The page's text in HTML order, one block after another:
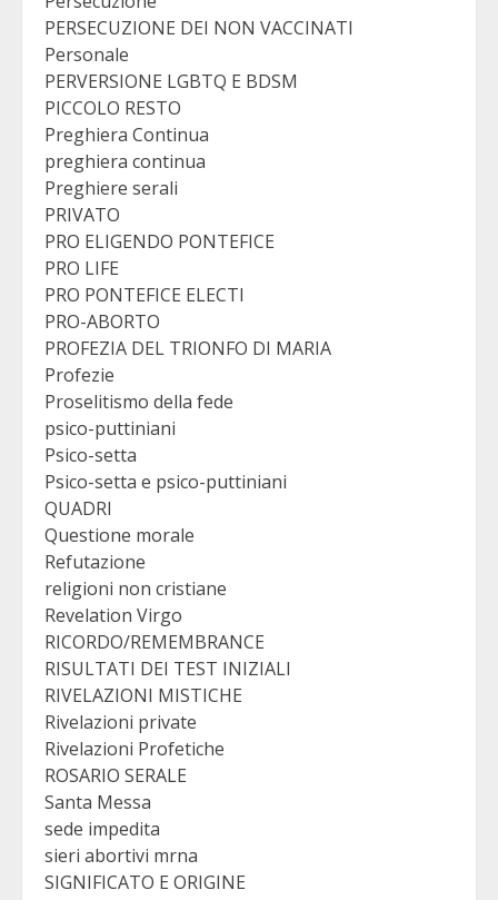
PERSECUZIONE DEI NON VACCINATI
Personale
PERVERSIONE LGBTQ E BDSM
PICCOLO RESTO
Preghiera Continua
preghiera continua
Preghiere serali
PRIVATO
PRO ELIGENDO PONTEFICE
PRO LIFE
PRO PONTEFICE ELECTI
PRO-ABORTO
PROFEZIA DEL TRIONFO DI MARIA
Profezie
Proselitismo della fede
psico-puttiniani
Psico-setta
Psico-setta e psico-puttiniani
QUADRI
Questione morale
Refutazione
religioni non cristiane
Revelation Virgo
RICORDO/REMEMBRANCE
RISULTATI DEI TEST INIZIALI
RIVELAZIONI MISTICHE
Rivelazioni private
Rivelazioni Profetiche
ROSARIO SERALE
Santa Messa
sede impedita
sieri abortivi mrna
SIGNIFICATO E ORIGINE